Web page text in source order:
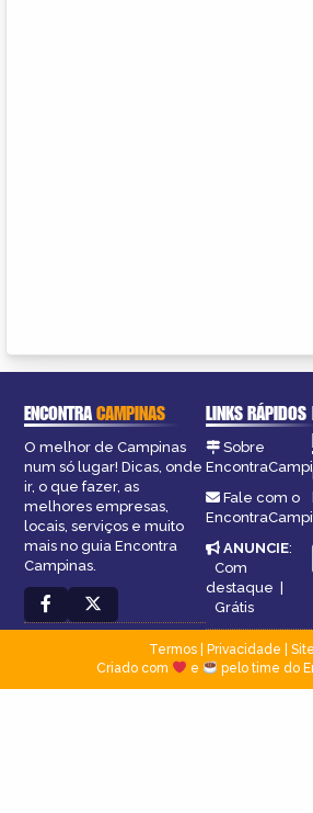
ENCONTRACAMPINAS
O melhor de Campinas
num só lugar! Dicas, onde
ir, o que fazer, as
melhores empresas,
locais, serviços e muito
mais no guia Encontra
Campinas.
LINKS RÁPIDOS
Sobre
Fale com o
ANUNCIE:
Com
destaque |
Grátis
Termos| Privacidade
Criado com
e pelo time do